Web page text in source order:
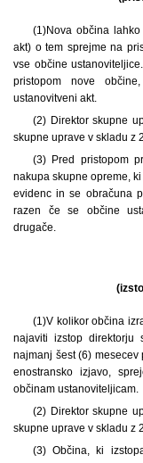
(1)Nova občina
akt) o tem sprejme na
vse občine
pristopom nove
ustanovitveni akt.
(2) Direktor skupne
skupne uprave v skladu z
(3) Pred pristopom
nakupa skupne opreme,
evidenc in se obračuna
razen če se občine
drugače.
(1)V kolikor občina
najaviti izstop direktorju
najmanj šest (6)
enostransko izjavo,
občinam ustanoviteljicam.
(2) Direktor skupne
skupne uprave v skladu z
(3) Občina, ki